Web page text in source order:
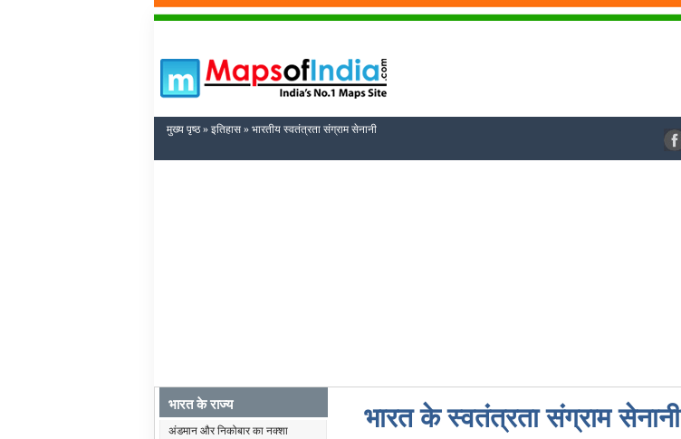
मुख्य पृष्ठ» इतिहास» भारतीय स्वतंत्रता संग्राम सेनानी
भारत के राज्य
अंडमान और निकोबार का नक्शा
भारत के स्वतंत्रता संग्राम सेनानी